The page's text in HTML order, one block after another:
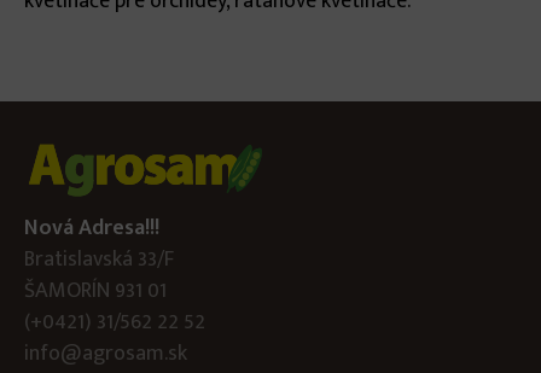
Nová Adresa!!!
Bratislavská 33/F
ŠAMORÍN 931 01
(+0421) 31/562 22 52
info@agrosam.sk